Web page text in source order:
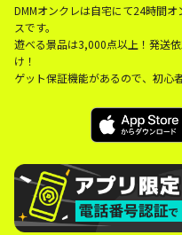
DMMオンクレは自宅にて24時間
スです。
遊べる景品は3,000点以上！発送
け！
ゲット保証機能があるので、初心